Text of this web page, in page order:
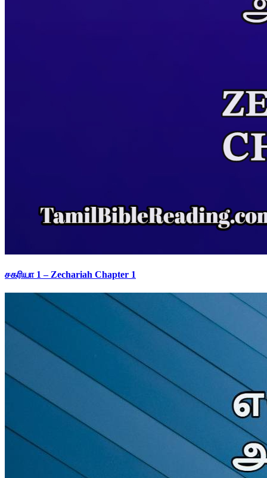
சகரியா 1 – Zechariah Chapter 1